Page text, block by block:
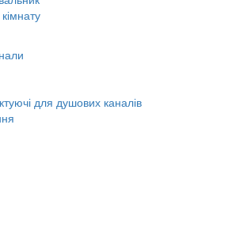
для душових каналів